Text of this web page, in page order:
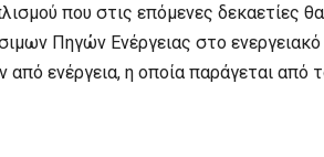
που στις επόμενες δεκαετίες
Πηγών Ενέργειας στο ενεργειακό
ενέργεια, η οποία παράγεται από